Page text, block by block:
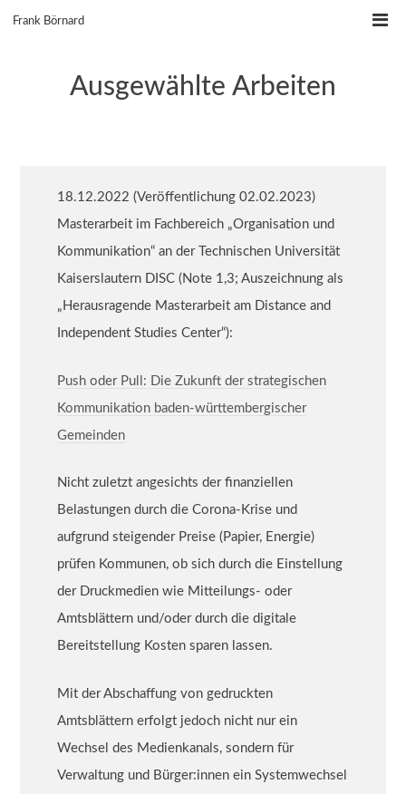
Frank Börnard
Ausgewählte Arbeiten
18.12.2022 (Veröffentlichung 02.02.2023)
Masterarbeit im Fachbereich „Organisation und
Kommunikation“ an der Technischen Universität
Kaiserslautern DISC (Note 1,3; Auszeichnung als
„Herausragende Masterarbeit am Distance and
Independent Studies Center“):
Push oder Pull: Die Zukunft der strategischen
Kommunikation baden-württembergischer
Gemeinden
Nicht zuletzt angesichts der finanziellen
Belastungen durch die Corona-Krise und
aufgrund steigender Preise (Papier, Energie)
prüfen Kommunen, ob sich durch die Einstellung
der Druckmedien wie Mitteilungs- oder
Amtsblättern und/oder durch die digitale
Bereitstellung Kosten sparen lassen.
Mit der Abschaffung von gedruckten
Amtsblättern erfolgt jedoch nicht nur ein
Wechsel des Medienkanals, sondern für
Verwaltung und Bürger:innen ein Systemwechsel